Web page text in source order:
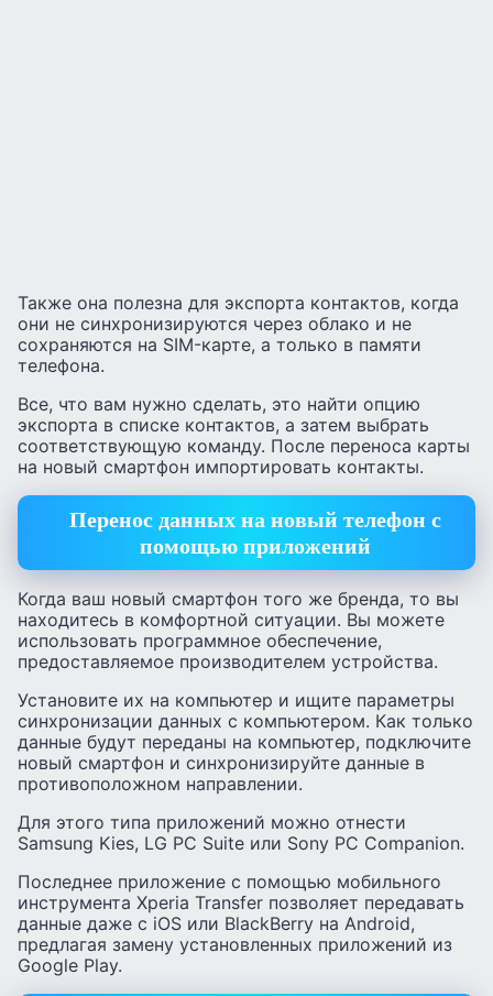
Также она полезна для экспорта контактов, когда
они не синхронизируются через облако и не
сохраняются на SIM-карте, а только в памяти
телефона.
Все, что вам нужно сделать, это найти опцию
экспорта в списке контактов, а затем выбрать
соответствующую команду. После переноса карты
на новый смартфон импортировать контакты.
Перенос данных на новый телефон с
помощью приложений
Когда ваш новый смартфон того же бренда, то вы
находитесь в комфортной ситуации. Вы можете
использовать программное обеспечение,
предоставляемое производителем устройства.
Установите их на компьютер и ищите параметры
синхронизации данных с компьютером. Как только
данные будут переданы на компьютер, подключите
новый смартфон и синхронизируйте данные в
противоположном направлении.
Для этого типа приложений можно отнести
Samsung Kies, LG PC Suite или Sony PC Companion.
Последнее приложение с помощью мобильного
инструмента Xperia Transfer позволяет передавать
данные даже с iOS или BlackBerry на Android,
предлагая замену установленных приложений из
Google Play.